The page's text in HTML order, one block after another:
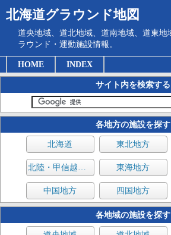
北海道グラウンド地図
道央地域、道北地域、道南地域、道東地
ラウンド・運動施設情報。
HOME INDEX
サイト内を検索する
各地方の施設を探す
北海道 東北地方
北陸・甲信越地方 東海地方
中国地方 四国地方
各地域の施設を探す